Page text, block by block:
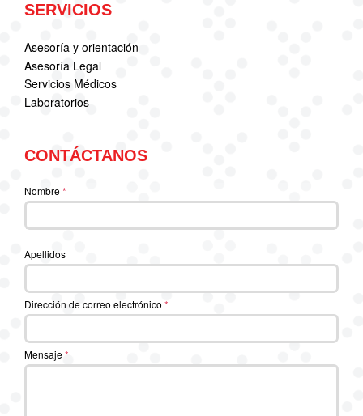
SERVICIOS
Asesoría y orientación
Asesoría Legal
Servicios Médicos
Laboratorios
CONTÁCTANOS
Nombre*
Apellidos
Dirección de correo electrónico *
Mensaje*